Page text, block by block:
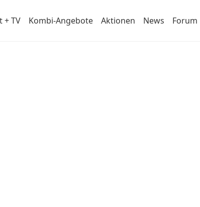
+ TV Kombi-Angebote Aktionen News Forum